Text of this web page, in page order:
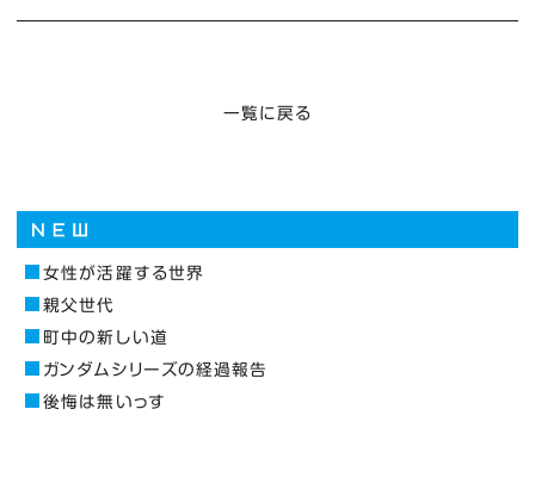
一覧に戻る
女性が活躍する世界
親父世代
町中の新しい道
ガンダムシリーズの経過報告
後悔は無いっす